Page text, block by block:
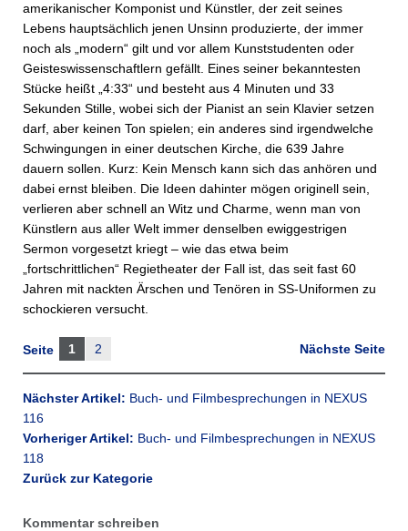
amerikanischer Komponist und Künstler, der zeit seines
Lebens hauptsächlich jenen Unsinn produzierte, der immer
noch als „modern“ gilt und vor allem Kunststudenten oder
Geisteswissenschaftlern gefällt. Eines seiner bekanntesten
Stücke heißt „4:33“ und besteht aus 4 Minuten und 33
Sekunden Stille, wobei sich der Pianist an sein Klavier setzen
darf, aber keinen Ton spielen; ein anderes sind irgendwelche
Schwingungen in einer deutschen Kirche, die 639 Jahre
dauern sollen. Kurz: Kein Mensch kann sich das anhören und
dabei ernst bleiben. Die Ideen dahinter mögen originell sein,
verlieren aber schnell an Witz und Charme, wenn man von
Künstlern aus aller Welt immer denselben ewiggestrigen
Sermon vorgesetzt kriegt – wie das etwa beim
„fortschrittlichen“ Regietheater der Fall ist, das seit fast 60
Jahren mit nackten Ärschen und Tenören in SS-Uniformen zu
schockieren versucht.
Nächste Seite
Seite 1 2
Nächster Artikel: Buch- und Filmbesprechungen in NEXUS
116
Vorheriger Artikel: Buch- und Filmbesprechungen in NEXUS
118
Zurück zur Kategorie
Kommentar schreiben